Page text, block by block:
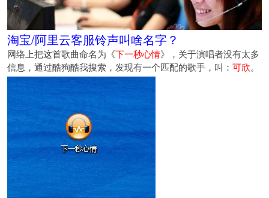
淘宝/阿里云客服铃声叫啥名字？
网络上把这首歌曲命名为《下一秒心情》，关于演唱者没有太多
信息，通过酷狗酷我搜索，发现有一个匹配的歌手，叫： 可欣。